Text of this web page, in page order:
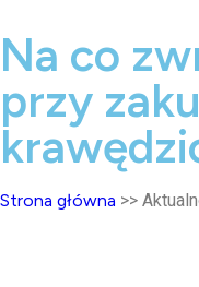
Na co
przy
Strona główna >>